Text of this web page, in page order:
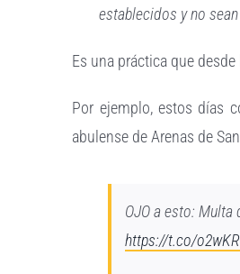
establecidos y no
Es una práctica que desde
Por ejemplo, estos días
abulense de Arenas de
OJO a esto:
https://t.co/